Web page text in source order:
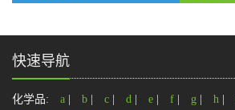
快速导航
化学品: a b c d e f g h